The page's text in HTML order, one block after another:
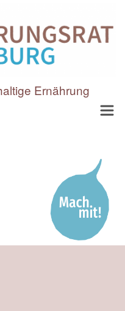
Ernährung